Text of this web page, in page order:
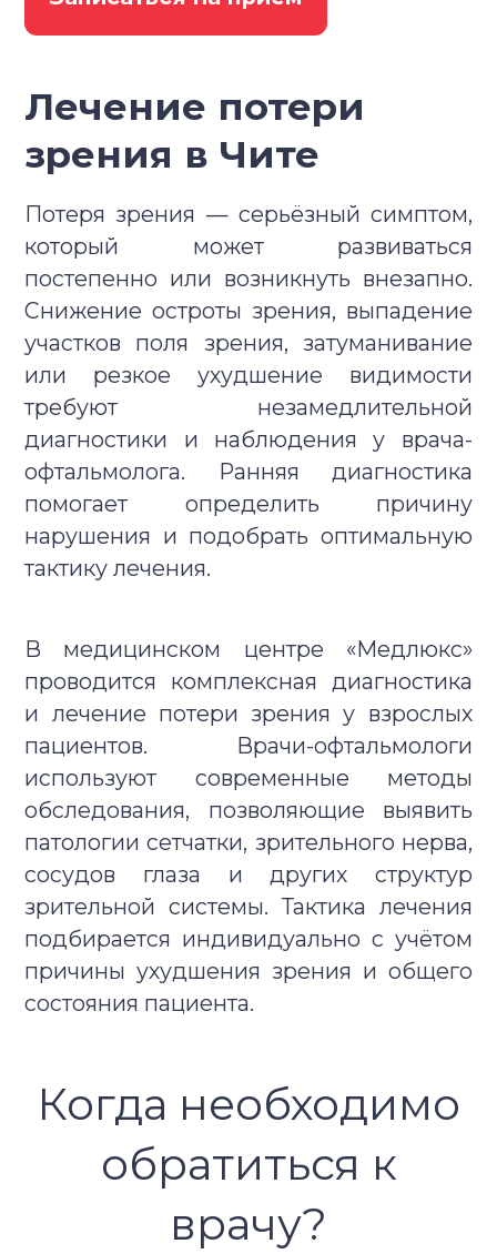
Лечение потери
зрения в Чите
Потеря зрения — серьёзный симптом,
который может развиваться
постепенно или возникнуть внезапно.
Снижение остроты зрения, выпадение
участков поля зрения, затуманивание
или резкое ухудшение видимости
требуют незамедлительной
диагностики и наблюдения у врача-
офтальмолога. Ранняя диагностика
помогает определить причину
нарушения и подобрать оптимальную
тактику лечения.
В медицинском центре «Медлюкс»
проводится комплексная диагностика
и лечение потери зрения у взрослых
пациентов. Врачи-офтальмологи
используют современные методы
обследования, позволяющие выявить
патологии сетчатки, зрительного нерва,
сосудов глаза и других структур
зрительной системы. Тактика лечения
подбирается индивидуально с учётом
причины ухудшения зрения и общего
состояния пациента.
Когда необходимо
обратиться к
врачу?
политикой конфиденциальности).
политикой конфиденциальности).
обработку
персональных данных(и соглашаюсь с
Записаться на прием
персональных данных(и соглашаюсь с
политикой конфиденциальности).
Задать вопрос
Даю согласие на
обработку
персональных данных(и соглашаюсь с
политикой конфиденциальности).
Отправить